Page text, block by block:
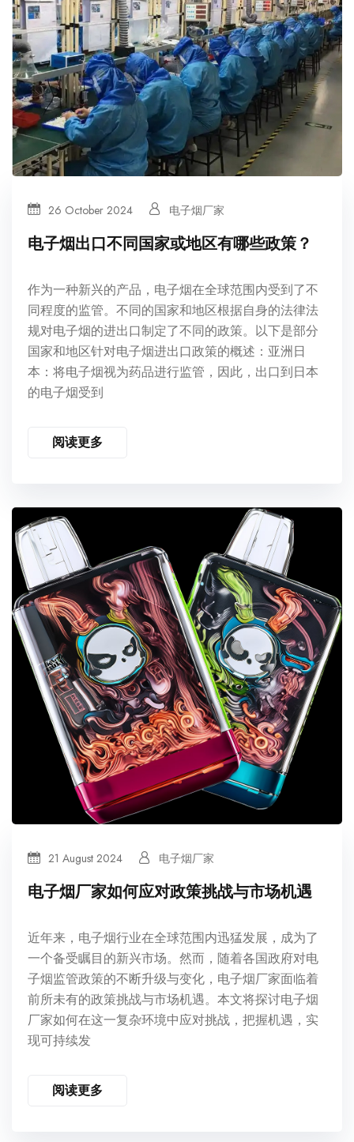
26 October 2024 电子烟厂家
电子烟出口不同国家或地区有哪些政策？
作为一种新兴的产品，电子烟在全球范围内受到了不
同程度的监管。不同的国家和地区根据自身的法律法
规对电子烟的进出口制定了不同的政策。以下是部分
国家和地区针对电子烟进出口政策的概述：亚洲日
本：将电子烟视为药品进行监管，因此，出口到日本
的电子烟受到
阅读更多
21 August 2024 电子烟厂家
电子烟厂家如何应对政策挑战与市场机遇
近年来，电子烟行业在全球范围内迅猛发展，成为了
一个备受瞩目的新兴市场。然而，随着各国政府对电
子烟监管政策的不断升级与变化，电子烟厂家面临着
前所未有的政策挑战与市场机遇。本文将探讨电子烟
厂家如何在这一复杂环境中应对挑战，把握机遇，实
现可持续发
阅读更多